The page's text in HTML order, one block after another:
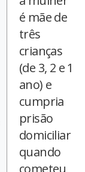
é mãe de
três
crianças
(de 3, 2 e 1
ano) e
cumpria
prisão
domiciliar
quando